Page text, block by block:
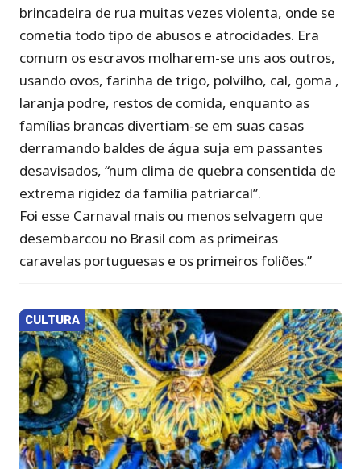
brincadeira de rua muitas vezes violenta, onde se
cometia todo tipo de abusos e atrocidades. Era
comum os escravos molharem-se uns aos outros,
usando ovos, farinha de trigo, polvilho, cal, goma ,
laranja podre, restos de comida, enquanto as
famílias brancas divertiam-se em suas casas
derramando baldes de água suja em passantes
desavisados, “num clima de quebra consentida de
extrema rigidez da família patriarcal”.
Foi esse Carnaval mais ou menos selvagem que
desembarcou no Brasil com as primeiras
caravelas portuguesas e os primeiros foliões.”
CULTURA